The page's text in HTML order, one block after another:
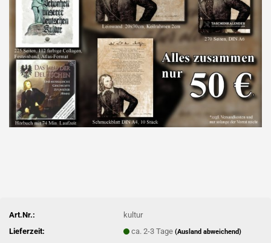
Art.Nr.:
kultur
Lieferzeit:
ca. 2-3 Tage(Ausland abweichend)